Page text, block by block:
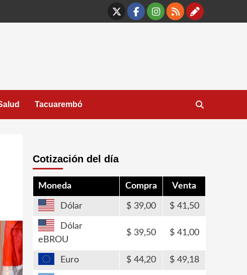
X Facebook
Instagram
RSS
Tacuarembó
Cotización del día
Moneda Compra Venta
Dólar 39,00 41,50
Dólar
eBROU
39,50 41,00
Euro 44,20 49,18